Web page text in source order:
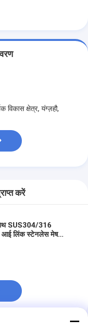
विकास क्षेत्र, यंग्ज़हौ,
करें
SUS304/316
आई लिंक स्टेनलेस मेष